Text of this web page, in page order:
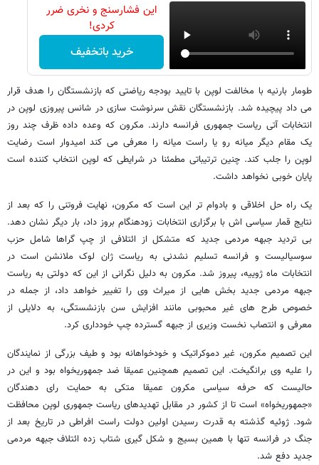
این فشارسنج و نخری ضرر
کردی!
خرید باتخفیف
طومار بارنیه با مخالفت لوپن با تایید بودجه ریاضتی که بازنشستگان را هدف قرار
می داد پیچیده شد. بازنشستگان نقش سرنوشت سازی در شانس پیروزی لوپن در
انتخابات آتی ریاست جمهوری فرانسه دارند. مکرون که وعده داده ظرف چند روز
یک مقام دیگر میانه رو یا راست میانه را معرفی می کند امیدوار است رضایت
لوپن را جلب کند. چنین ترتیباتی مطمئنا در شرایطی که لوپن انتخاب کننده است
پایان خوبی نخواهد داشت.
یک راه حل اخلاقی و بادوام تر این است که مکرون، نهایت فروتنی را که بعد از
نتایج قمار سیاسی اش با برگزاری انتخابات زودهنگام بروز داد، بار دیگر نشان دهد.
بی تردید جبهه مردمی جدید که متشکل از ائتلافی از چپ گراها شامل حزب
سوسیالیست و فرانسه تسلیم نشدنی به ریاست ژان لوک ملانشن است در
انتخابات ماه ژوییه، پیروز شد. مکرون به دلیل نگرانی از این که دولتی به ریاست
جبهه مردمی جدید بخش هایی از میراث وی را تغییر خواهد داد، از جمله در
خصوص طرح های غیر محبوبی مانند افزایش سن بازنشستگی، به دلایلی از
معرفی و انتصاب نخست وزیری از جبهه گسترده چپ خودداری کرد.
این تصمیم مکرون، غیر دموکراتیک و خودخواهانه بود و طیف بزرگی از نمایندگان
را علیه وی برانگیخت. این تصمیم همچنین عمیقا ضد جمهوریخواه بود و این در
حالیست که حرفه سیاسی مکرون عمیقا متکی به حمایت رای دهندگان
«جمهوریخواه» است تا از کشور در مقابل تهدیدهای ریاست جمهوری لوپن محافظت
شود. ژوئیه گذشته به قدرت رسیدن اولین دولت راست افراطی در تاریخ بعد از
جنگ در فرانسه تنها با همین بسیج و شکل گیری شتاب زده ائتلاف جبهه مردمی
جدید دفع شد.